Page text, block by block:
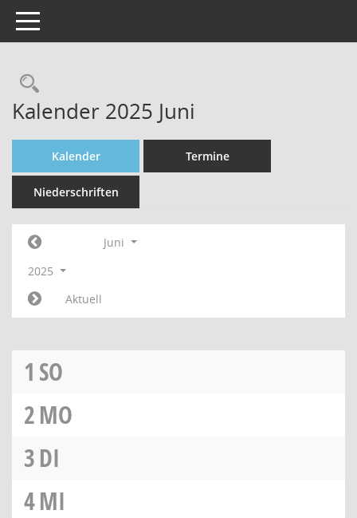
Toggle navigation
Rechercheauswahl
Kalender 2025 Juni
Kalender Termine
Niederschriften
Juni
2025
Aktuell
1 SO
2MO
3DI
4MI